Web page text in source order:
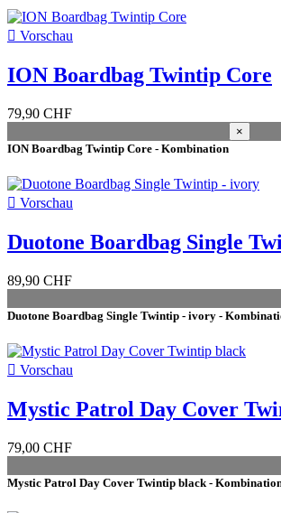
Brand
Länge
137cm 1
138cm 2
143cm 1
145cm 2
153cm
165cm 2
CHF
CHF
jet-black
sage grey
1
2024 2
 Vorschau
ION Boardbag Twintip Core
79,90 CHF
ION Boardbag Twintip Core - Kombination
×
 Vorschau
Duotone Boardbag Single
89,90 CHF
Duotone Boardbag Single Twintip - ivory -
 Vorschau
Mystic Patrol Day Cover
79,00 CHF
Mystic Patrol Day Cover Twintip black -